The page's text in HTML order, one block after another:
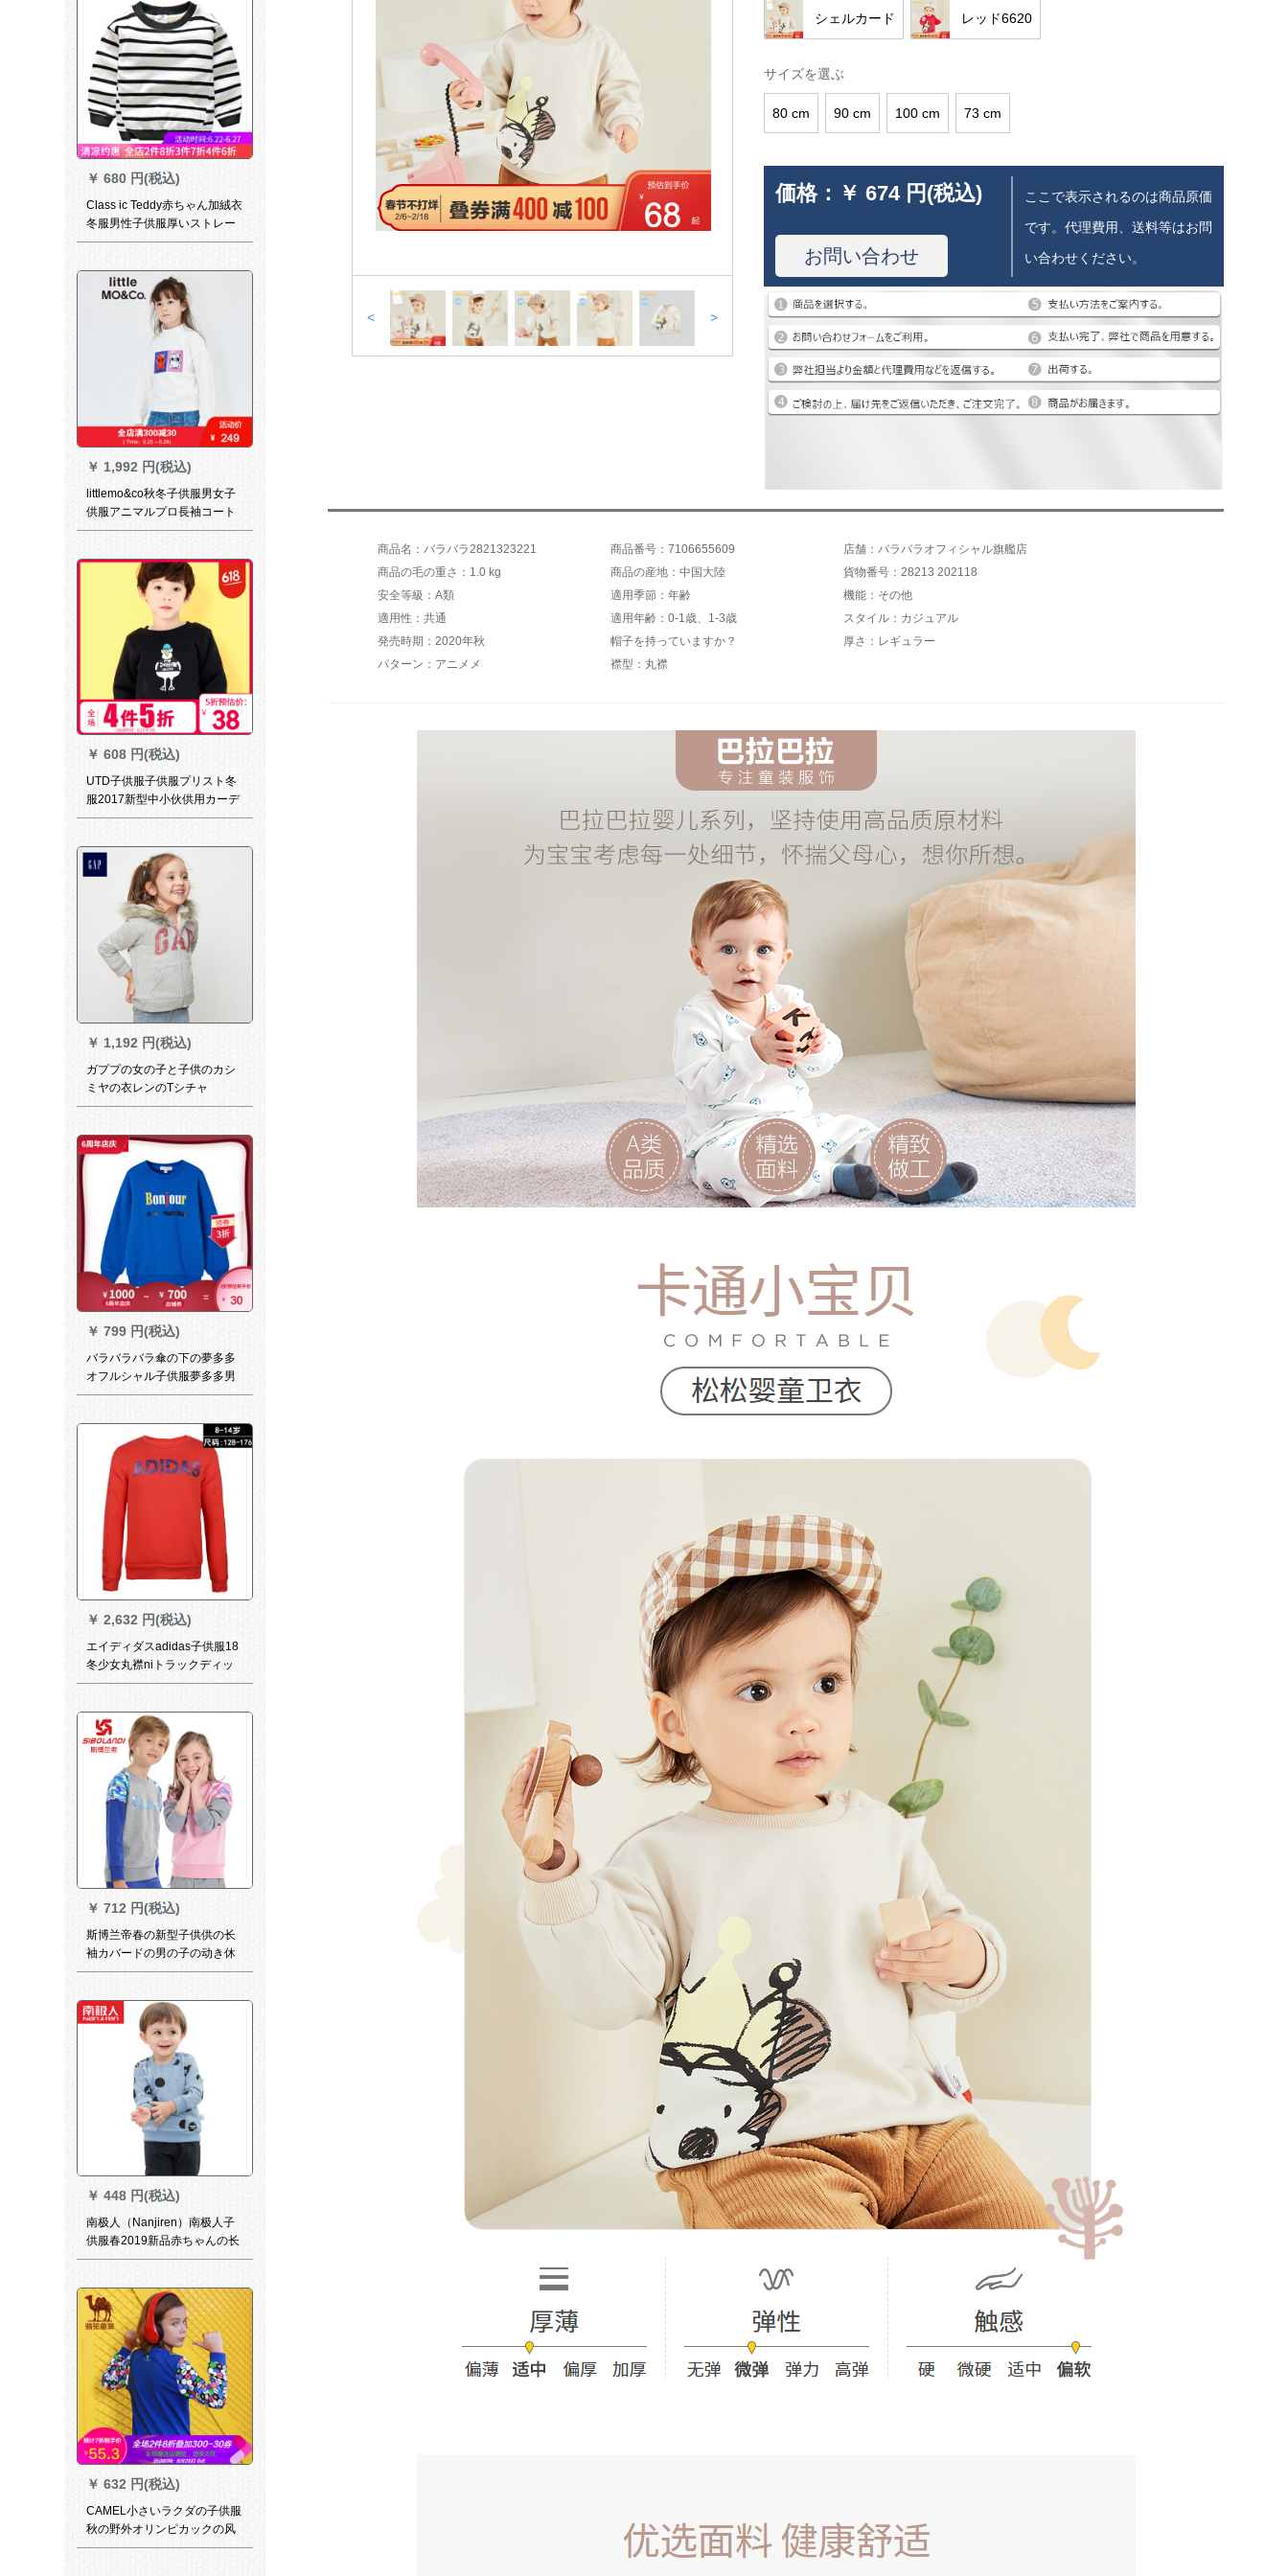
￥ 680 円(税込)
Class ic Teddy赤ちゃん加絨衣
冬服男性子供服厚いストレー
プのシャツーwt 8116白140
￥ 1,992 円(税込)
littlemo&co秋冬子供服男女子
供服アニマルプロ長袖コート
100%衛衣C 10本白140/64
￥ 608 円(税込)
UTD子供服子供服プリスト冬
服2017新型中小伙供用カーデ
ィガン男女用カーディガン保
￥ 1,192 円(税込)
ガププの女の子と子供のカシ
ミヤの衣レンのTシチャ
356569子供の厚いコの子供服
￥ 799 円(税込)
バラバラバラ傘の下の夢多多
オフルシャル子供服夢多多男
の子服2019春新款中大童童童
￥ 2,632 円(税込)
エイディダスadidas子供服18
冬少女丸襟niトラックディッ
プ子供供服T 2436 T 2436 T
￥ 712 円(税込)
斯博兰帝春の新型子供供の长
袖カバードの男の子の动き休
暇の2つの丸襟のメリヤの花の
￥ 448 円(税込)
南极人（Nanjiren）南极人子
供服春2019新品赤ちゃんの长
袖の上には外装です。
￥ 632 円(税込)
CAMEL小さいラクダの子供服
秋の野外オリンピカックの风
の男の长袖のTシャッツ青少年
< >
シェルカード レッド6620
サイズを選ぶ
80 cm 90 cm 100 cm 73 cm
価格： ￥ 674 円(税込)
お問い合わせ
ここで表示されるのは商品原価
です。代理費用、送料等はお問
い合わせください。
商品名：バラバラ2821323221 商品番号：7106655609
店舗：バラバラオフィシャル旗艦店
商品の毛の重さ：1.0 kg
商品の産地：中国大陸
貨物番号：28213 202118
安全等級：A類
適用季節：年齢
機能：その他
適用性：共通
適用年齢：0-1歳、1-3歳
スタイル：カジュアル
発売時期：2020年秋
帽子を持っていますか？
厚さ：レギュラー
パターン：アニメメ
襟型：丸襟